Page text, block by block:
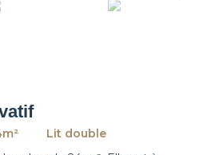
Lit double